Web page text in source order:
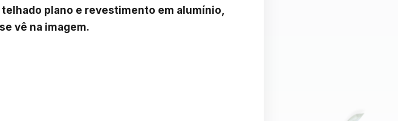
plano e revestimento em alumínio,
vê na imagem.